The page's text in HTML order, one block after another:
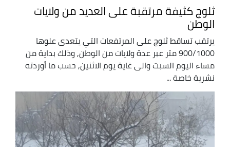
ثلوج كثيفة مرتقبة على العديد من ولايات
الوطن
يرتقب تساقط ثلوج على المرتفعات التي يتعدى علوها
900/1000 متر عبر عدة ولايات من الوطن, وذلك بداية من
مساء اليوم السبت والى غاية يوم الاثنين, حسب ما أوردته
نشرية خاصة ...